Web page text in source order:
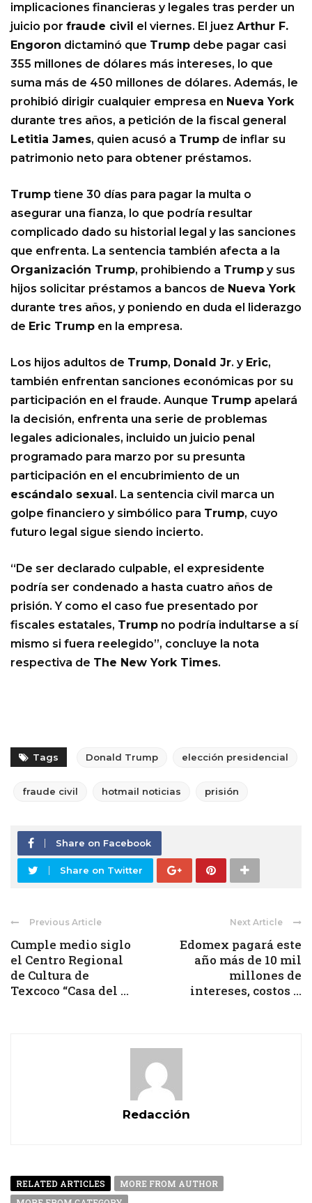
implicaciones financieras y legales tras perder un
juicio por fraude civil el viernes. El juez Arthur F.
Engoron dictaminó que Trump debe pagar casi
355 millones de dólares más intereses, lo que
suma más de 450 millones de dólares. Además, le
prohibió dirigir cualquier empresa en Nueva York
durante tres años, a petición de la fiscal general
Letitia James, quien acusó a Trump de inflar su
patrimonio neto para obtener préstamos.
Trump tiene 30 días para pagar la multa o
asegurar una fianza, lo que podría resultar
complicado dado su historial legal y las sanciones
que enfrenta. La sentencia también afecta a la
Organización Trump, prohibiendo a Trump y sus
hijos solicitar préstamos a bancos de Nueva York
durante tres años, y poniendo en duda el liderazgo
de Eric Trump en la empresa.
Los hijos adultos de Trump, Donald Jr. y Eric,
también enfrentan sanciones económicas por su
participación en el fraude. Aunque Trump apelará
la decisión, enfrenta una serie de problemas
legales adicionales, incluido un juicio penal
programado para marzo por su presunta
participación en el encubrimiento de un
escándalo sexual. La sentencia civil marca un
golpe financiero y simbólico para Trump, cuyo
futuro legal sigue siendo incierto.
“De ser declarado culpable, el expresidente
podría ser condenado a hasta cuatro años de
prisión. Y como el caso fue presentado por
fiscales estatales, Trump no podría indultarse a sí
mismo si fuera reelegido”, concluye la nota
respectiva de The New York Times.
Tags Donald Trump elección presidencial
fraude civil hotmail noticias prisión
Share on Facebook
Share on Twitter
Previous Article
Cumple medio siglo
el Centro Regional
de Cultura de
Texcoco “Casa del ...
Next Article
Edomex pagará este
año más de 10 mil
millones de
intereses, costos ...
Redacción
RELATED ARTICLES
MORE FROM AUTHOR